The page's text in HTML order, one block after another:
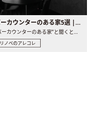
バーカウンターのある家5選 | 日常に馴染む“距離の近い”キッチンとは
“バーカウンターのある家”と聞くと、少し特別な、大人のための..
リノベのアレコレ